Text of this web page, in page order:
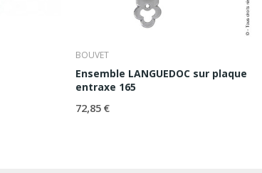
BOUVET
Ensemble LANGUEDOC sur plaque
entraxe 165
72,85 €